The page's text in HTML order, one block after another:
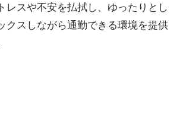
レスや不安を払拭し、ゆったりとし
クスしながら通勤できる環境を提供